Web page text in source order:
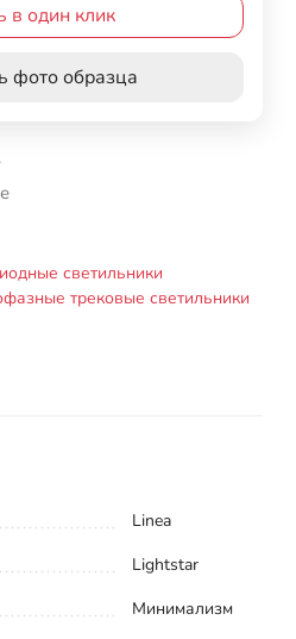
в один клик
фото образца
светильники
трековые светильники
Linea
Lightstar
Минимализм